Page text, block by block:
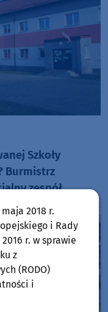
Szkoły
Burmistrz
zespół
2018 r.
i Rady
r. w sprawie
z
(RODO)
i